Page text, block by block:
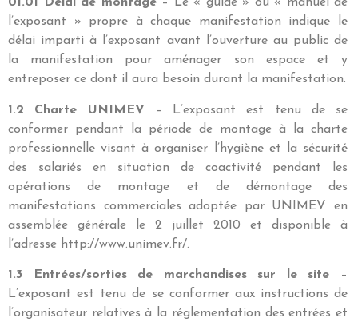
01.01 Délai de montage– Le « guide » ou « manuel de
l’exposant » propre à chaque manifestation indique le
délai imparti à l’exposant avant l’ouverture au public de
la manifestation pour aménager son espace et y
entreposer ce dont il aura besoin durant la manifestation.
1.2 Charte UNIMEV – L’exposant est tenu de se
conformer pendant la période de montage à la charte
professionnelle visant à organiser l’hygiène et la sécurité
des salariés en situation de coactivité pendant les
opérations de montage et de démontage des
manifestations commerciales adoptée par UNIMEV en
assemblée générale le 2 juillet 2010 et disponible à
l’adresse http://www.unimev.fr/.
1.3 Entrées/sorties de marchandises sur le site –
L’exposant est tenu de se conformer aux instructions de
l’organisateur relatives à la réglementation des entrées et